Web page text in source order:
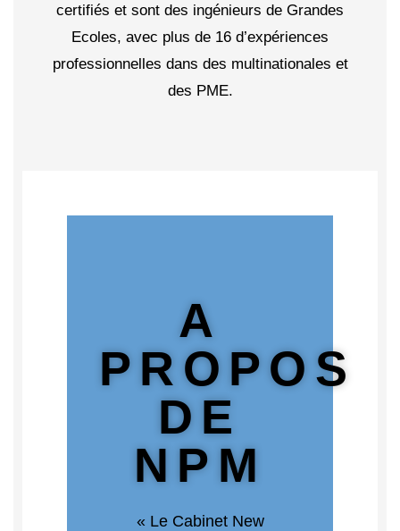
certifiés et sont des ingénieurs de Grandes
Ecoles, avec plus de 16 d’expériences
professionnelles dans des multinationales et
des PME.
A
PROPOS
DE
NPM
« Le Cabinet New